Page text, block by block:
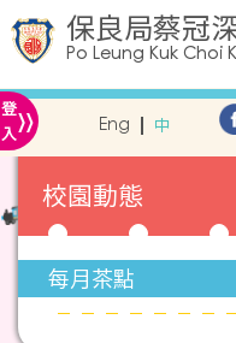
保良局蔡冠
Po Leung Kuk Choi
登
入» Eng 中
校園動態
每月茶點